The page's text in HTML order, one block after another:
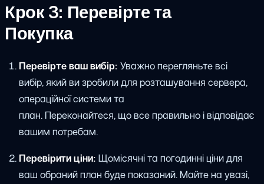
Крок 3: Перевірте та
Покупка
Перевірте ваш вибір: Уважно перегляньте всі
вибір, який ви зробили для розташування сервера,
операційної системи та
план. Переконайтеся, що все правильно і відповідає
вашим потребам.
Перевірити ціни: Щомісячні та погодинні ціни для
ваш обраний план буде показаний. Майте на увазі,